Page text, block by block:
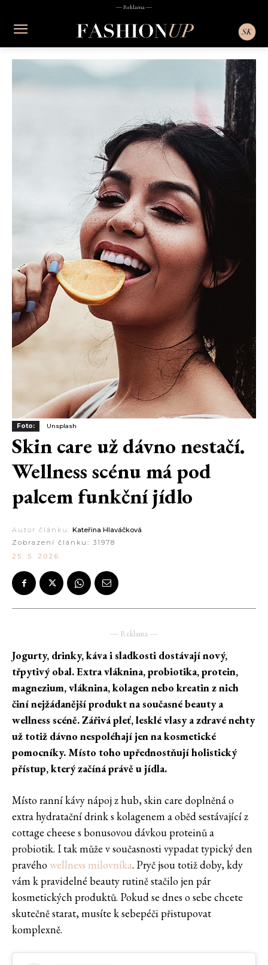
― Reklama ―
Foto: Unsplash
Skin care už dávno nestačí.
Wellness scénu má pod
palcem funkční jídlo
Autor článku: Kateřina Hlaváčková
Zobrazení článku: 31978
25. 5. 2026
― Reklama ―
Jogurty, drinky, káva i sladkosti dostávají nový,
třpytivý obal. Extra vláknina, probiotika, protein,
magnezium, vláknina, kolagen nebo kreatin z nich
činí nejžádanější produkt na současné beauty a
wellness scéně. Zářivá pleť, lesklé vlasy a zdravé nehty
už totiž dávno nespoléhají jen na kosmetické
pomocníky. Místo toho upřednostňují holistický
přístup, který začíná právě u jídla.
Místo ranní kávy nápoj z hub, skin care doplněná o
extra hydratační drink s kolagenem a oběd sestávající z
cottage cheese s bonusovou dávkou proteinů a
probiotik. I tak může v současnosti vypadat typický den
pravéhowellness milovníka. Pryč jsou totiž doby, kdy
vám k pravidelné beauty rutině stačilo jen pár
kosmetických produktů. Pokud se dnes o sebe chcete
skutečně starat, musíte k sebepéči přistupovat
komplexně.